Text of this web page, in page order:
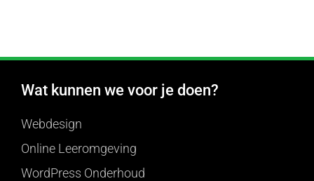
Wat kunnen we voor je doen?
Webdesign
Online Leeromgeving
WordPress Onderhoud